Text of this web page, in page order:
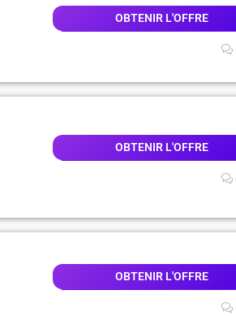
OBTENIR L'OFFRE
OBTENIR L'OFFRE
OBTENIR L'OFFRE